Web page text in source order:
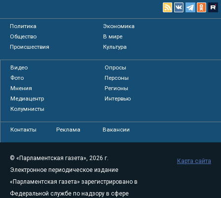
Политика
Экономика
Общество
В мире
Происшествия
Культура
Видео
Опросы
Фото
Персоны
Мнения
Регионы
Медиацентр
Интервью
Колумнисты
Контакты Реклама Вакансии
© «Парламентская газета», 2026 г.
Электронное периодическое издание
«Парламентская газета» зарегистрировано в
Федеральной службе по надзору в сфере
Карта сайта